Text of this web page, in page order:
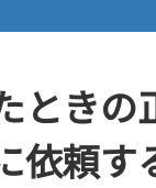
とき
依頼す